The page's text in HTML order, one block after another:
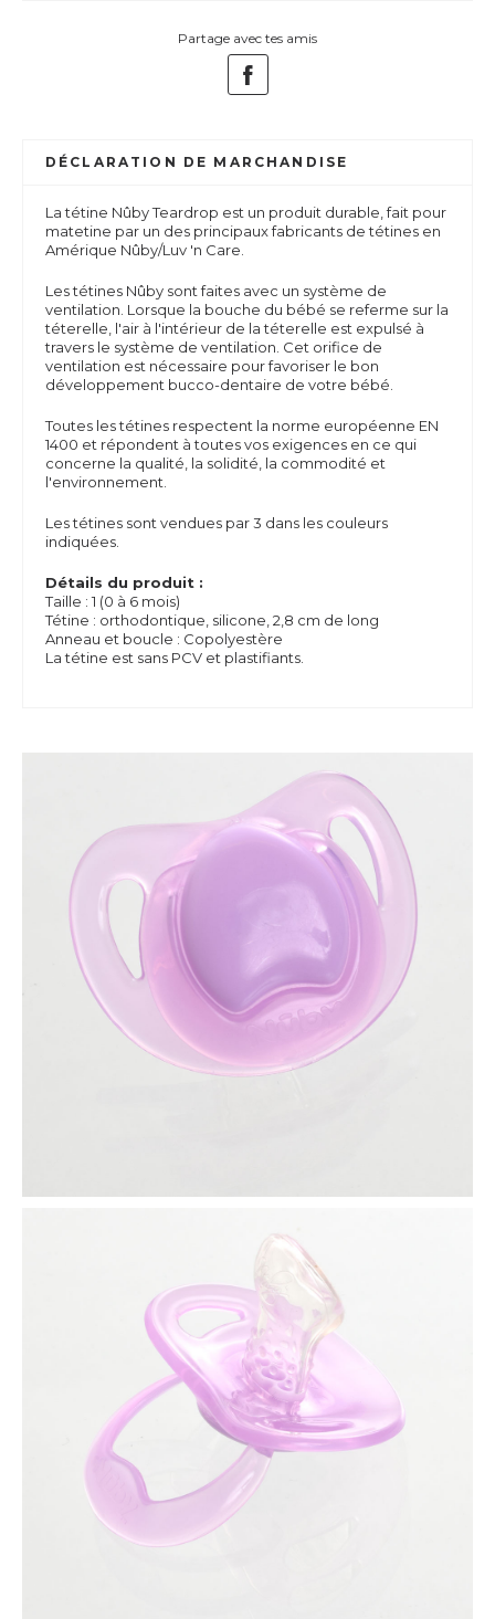
Partage avec tes amis
DÉCLARATION DE MARCHANDISE
La tétine Nûby Teardrop est un produit durable, fait pour
matetine par un des principaux fabricants de tétines en
Amérique Nûby/Luv 'n Care.
Les tétines Nûby sont faites avec un système de
ventilation. Lorsque la bouche du bébé se referme sur la
téterelle, l'air à l'intérieur de la téterelle est expulsé à
travers le système de ventilation. Cet orifice de
ventilation est nécessaire pour favoriser le bon
développement bucco-dentaire de votre bébé.
Toutes les tétines respectent la norme européenne EN
1400 et répondent à toutes vos exigences en ce qui
concerne la qualité, la solidité, la commodité et
l'environnement.
Les tétines sont vendues par 3 dans les couleurs
indiquées.
Détails du produit :
Taille : 1 (0 à 6 mois)
Tétine : orthodontique, silicone, 2,8 cm de long
Anneau et boucle : Copolyestère
La tétine est sans PCV et plastifiants.